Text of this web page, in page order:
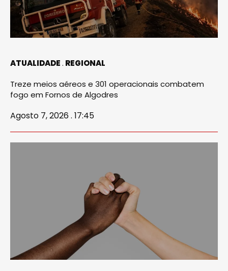
ATUALIDADE REGIONAL
Treze meios aéreos e 301 operacionais combatem
fogo em Fornos de Algodres
Agosto 7, 2026 . 17:45